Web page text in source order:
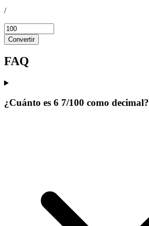
/
Convertir
FAQ
¿Cuánto es 6 7/100 como decimal?